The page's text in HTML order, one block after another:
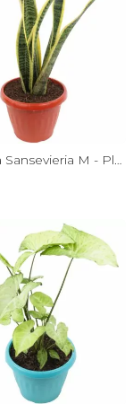
Suculenta Sansevieria M - Planta de interior en macetero